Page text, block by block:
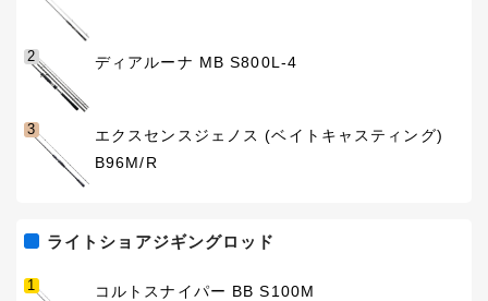
2 ディアルーナ MB S800L-4
3
エクスセンスジェノス (ベイトキャスティング)
B96M/R
ライトショアジギングロッド
1 コルトスナイパー BB S100M